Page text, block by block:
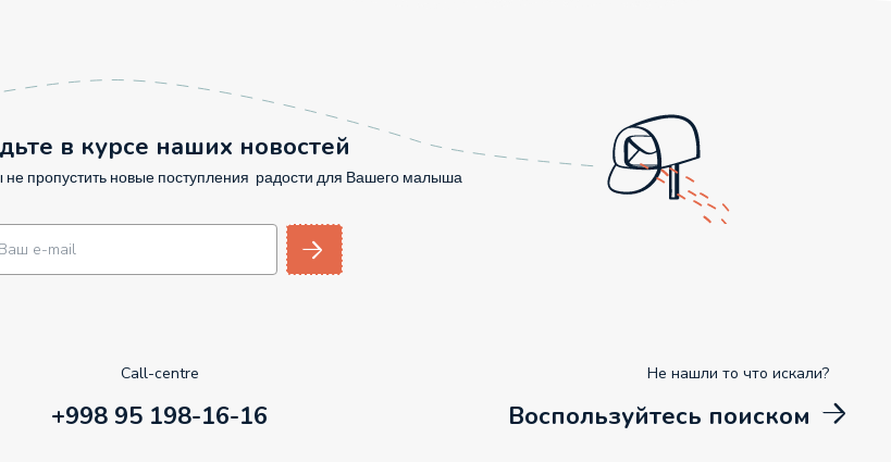
в курсе наших новостей
не пропустить новые поступления радости для Вашего малыша
Call-centre
+998 95 198-16-16
Не нашли то что искали?
Воспользуйтесь поиском